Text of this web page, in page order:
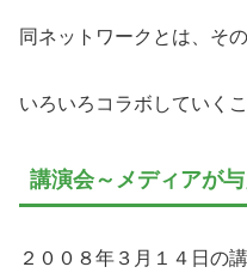
同ネットワークとは、その
いろいろコラボしていく
講演会～メディアが
２００８年３月１４日の講